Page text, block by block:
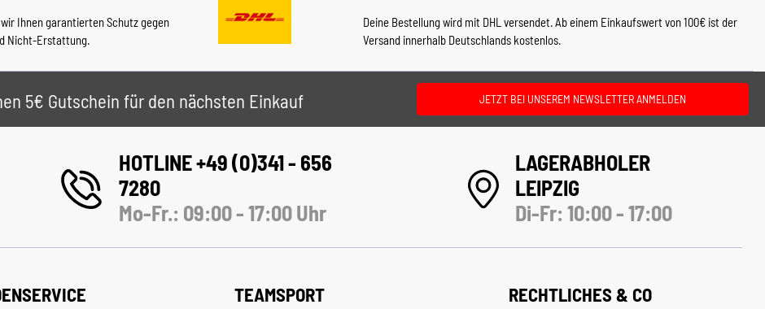
Ihnen garantierten Schutz gegen
Nicht-Erstattung.
Deine Bestellung wird mit DHL versendet. Ab einem Einkaufswert von 100€ ist der
Versand innerhalb Deutschlands kostenlos.
5€ Gutschein für den nächsten Einkauf JETZT BEI UNSEREM NEWSLETTER ANMELDEN
HOTLINE +49 (0)341 - 656
7280
Mo-Fr.: 09:00 - 17:00 Uhr
LAGERABHOLER
LEIPZIG
Di-Fr: 10:00 - 17:00
TEAMSPORT RECHTLICHES & CO